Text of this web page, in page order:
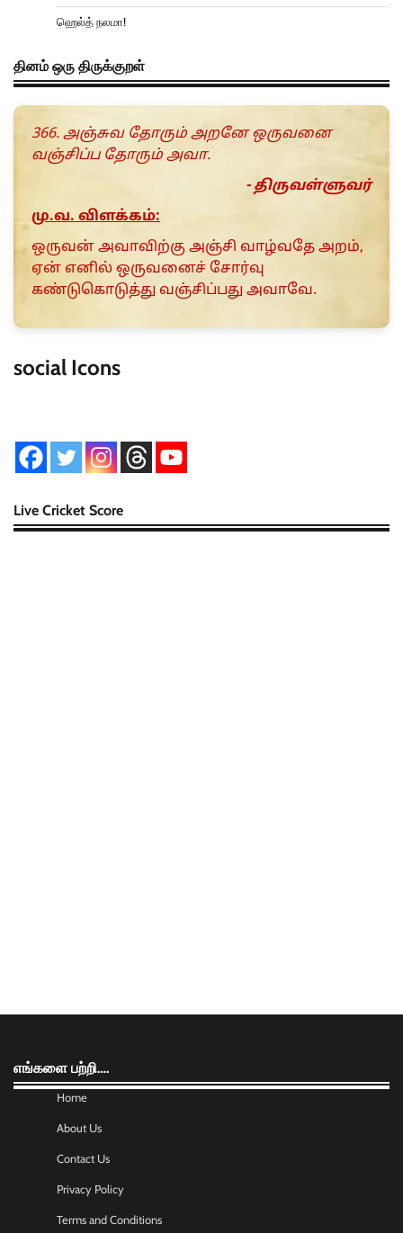
ஹெல்த் நலமா!
தினம் ஒரு திருக்குறள்
366. அஞ்சுவ தோரும் அறனே ஒருவனை
வஞ்சிப்ப தோரும் அவா.
- திருவள்ளுவர்
மு.வ. விளக்கம்:
ஒருவன் அவாவிற்கு அஞ்சி வாழ்வதே அறம்,
ஏன் எனில் ஒருவனைச் சோர்வு
கண்டுகொடுத்து வஞ்சிப்பது அவாவே.
social Icons
Live Cricket Score
எங்களை பற்றி….
Home
About Us
Contact Us
Privacy Policy
Terms and Conditions